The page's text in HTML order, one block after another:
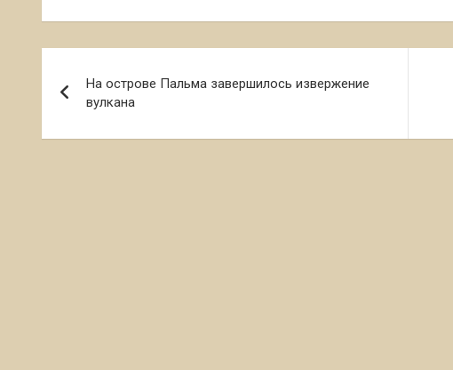
по
записям
На острове Пальма завершилось извержение
вулкана